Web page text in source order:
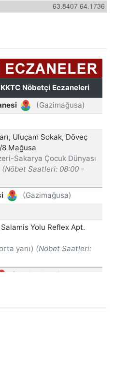
64.1736
63.8407